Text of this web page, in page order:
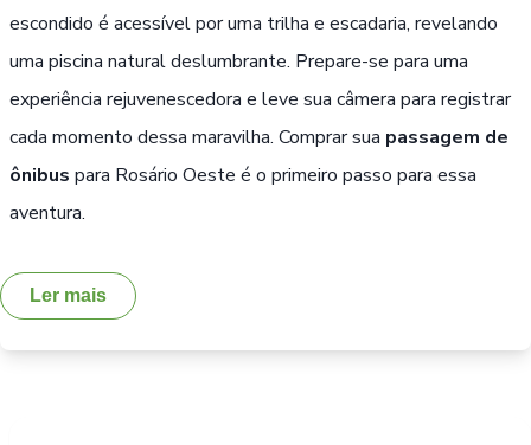
escondido é acessível por uma trilha e escadaria, revelando
uma piscina natural deslumbrante. Prepare-se para uma
experiência rejuvenescedora e leve sua câmera para registrar
cada momento dessa maravilha. Comprar sua passagem de
ônibus para Rosário Oeste é o primeiro passo para essa
aventura.
Ler mais